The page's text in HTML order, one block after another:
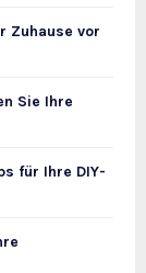
Zuhause vor
Sie Ihre
für Ihre DIY-